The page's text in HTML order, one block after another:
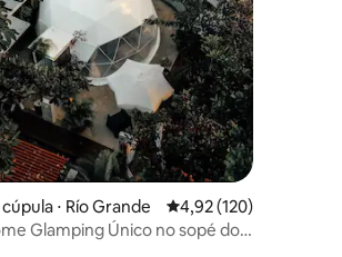
de 5, 268 avaliações
⋅ Río Grande 4,92 de uma avaliação
4,92 (120)
Glamping Único no sopé do